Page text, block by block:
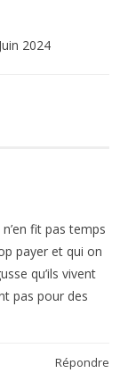
2024
fit pas temps
payer et qui on
qu’ils vivent
pas pour des
Répondre